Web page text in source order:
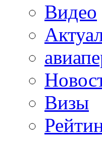
Видео
Визы